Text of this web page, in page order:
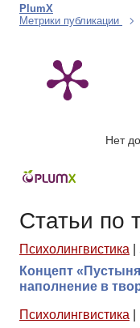
PlumX
Метрики публикации
Нет
Статьи по
Психолингвистика
Концепт
наполнение в
Психолингвистика